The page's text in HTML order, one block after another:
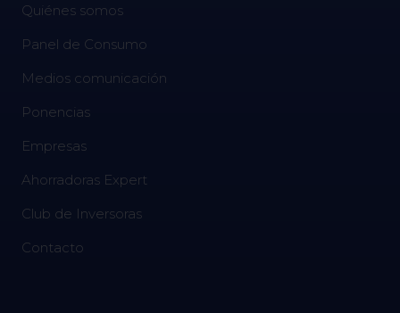
Quiénes somos
Panel de Consumo
Medios comunicación
Ponencias
Empresas
Ahorradoras Expert
Club de Inversoras
Contacto